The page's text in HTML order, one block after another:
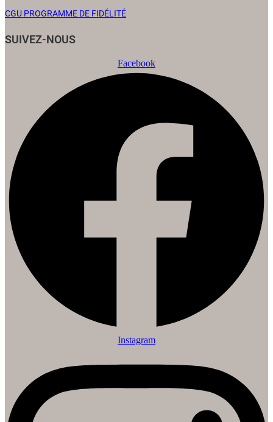
CGU PROGRAMME DE FIDÉLITÉ
SUIVEZ-NOUS
Facebook
Instagram